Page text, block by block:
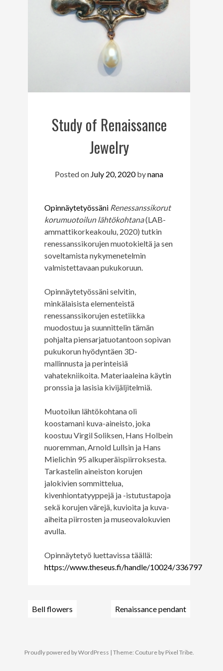
Study of Renaissance
Jewelry
Posted on July 20, 2020bynana
Opinnäytetyössäni Renessanssikorut
korumuotoilun lähtökohtana(LAB-
ammattikorkeakoulu, 2020) tutkin
renessanssikorujen muotokieltä ja sen
soveltamista nykymenetelmin
valmistettavaan pukukoruun.
Opinnäytetyössäni selvitin,
minkälaisista elementeistä
renessanssikorujen estetiikka
muodostuu ja suunnittelin tämän
pohjalta piensarjatuotantoon sopivan
pukukorun hyödyntäen 3D-
mallinnusta ja perinteisiä
vahatekniikoita. Materiaaleina käytin
pronssia ja lasisia kivijäljitelmiä.
Muotoilun lähtökohtana oli
koostamani kuva-aineisto, joka
koostuu Virgil Soliksen, Hans Holbein
nuoremman, Arnold Lullsin ja Hans
Mielichin 95 alkuperäispiirroksesta.
Tarkastelin aineiston korujen
jalokivien sommittelua,
kivenhiontatyyppejä ja -istutustapoja
sekä korujen värejä, kuvioita ja kuva-
aiheita piirrosten ja museovalokuvien
avulla.
Opinnäytetyö luettavissa täällä:
https://www.theseus.fi/handle/10024/336797
Post
Bell flowers Renaissance pendant
Proudly powered by WordPress | Theme: Couture by Pixel Tribe.